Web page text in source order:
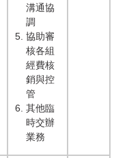
溝通協
調
協助審
核各組
經費核
銷與控
管
其他臨
時交辦
業務